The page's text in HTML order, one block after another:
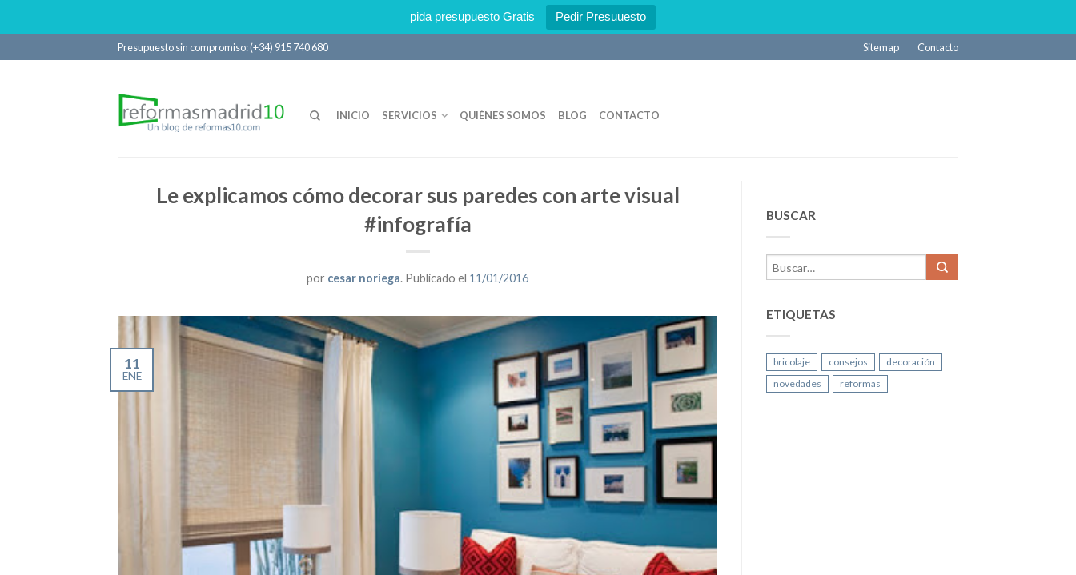
pida presupuesto Gratis Pedir Presuuesto
Presupuesto sin compromiso: (+34) 915 740 680 Sitemap Contacto
INICIO SERVICIOS QUIÉNES SOMOS BLOG CONTACTO
Le explicamos cómo decorar sus paredes con arte visual
#infografía
por cesar noriega. Publicado el 11/01/2016
11
ENE
BUSCAR
ETIQUETAS
bricolaje consejos
decoración
novedades
reformas